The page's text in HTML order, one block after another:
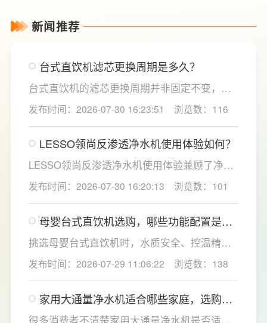
新闻推荐
台式直饮机滤芯更换周期是多久？
台式直饮机的滤芯更换周期并非固定不变，主
要取决于实际用水量、进水水质及使用频率等
因素。一般来说，PP棉和活性炭类前置滤芯建
议每6至12个月更换一次，RO反渗透膜滤芯使
用寿命相对较长，通常在2至3年左右，而后置
活性炭滤芯则建议每年更换一次以保障出水口
感。
发布时间：2026-07-30 16:23:51 浏览数：116
LESSO领尚反渗透净水机使用体验如何？
LESSO领尚反渗透净水机使用体验兼顾了净水
效果、使用便捷性和节水表现。产品采用
120mm纤薄机身设计，不占用过多厨下空间；
双出水模式可根据不同需求切换生活用水和直
饮水，不仅满足厨房多场景用水需求，还有助
于延长滤芯使用寿命。
发布时间：2026-07-30 16:20:13 浏览数：101
母婴台式直饮机选购，哪些功能配置是有
娃家庭必不可少的？
挑选母婴台式直饮机时，水质安全、控温精准
度是宝妈群体最关心的核心需求，接下来
LESSO领尚为大家讲解适合母婴家庭的必备功
能配置。母婴冲奶、辅食、直饮对水温要求不
同，机型需搭载多档精准控温功能，45℃低温
冲奶、85℃泡辅食、100℃沸水冲泡茶饮一键
发布时间：2026-07-29 11:06:22 浏览数：138
家用大通量净水机适合哪些家庭，选购时
如何匹配用水场景吗？
很多消费者不清楚家用大通量净水机是否适配